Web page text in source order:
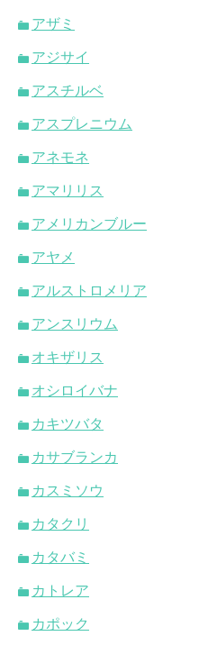
アザミ
アジサイ
アスチルベ
アスプレニウム
アネモネ
アマリリス
アメリカンブルー
アヤメ
アルストロメリア
アンスリウム
オキザリス
オシロイバナ
カキツバタ
カサブランカ
カスミソウ
カタクリ
カタバミ
カトレア
カポック